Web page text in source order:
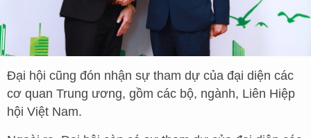
Đại hội cũng đón nhận sự tham dự của đại diện các
cơ quan Trung ương, gồm các bộ, ngành, Liên Hiệp
hội Việt Nam.